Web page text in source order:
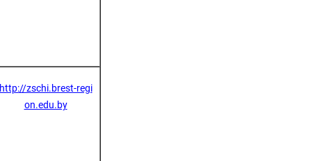
http://zschi.brest-regi
on.edu.by